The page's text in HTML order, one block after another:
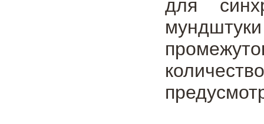
для